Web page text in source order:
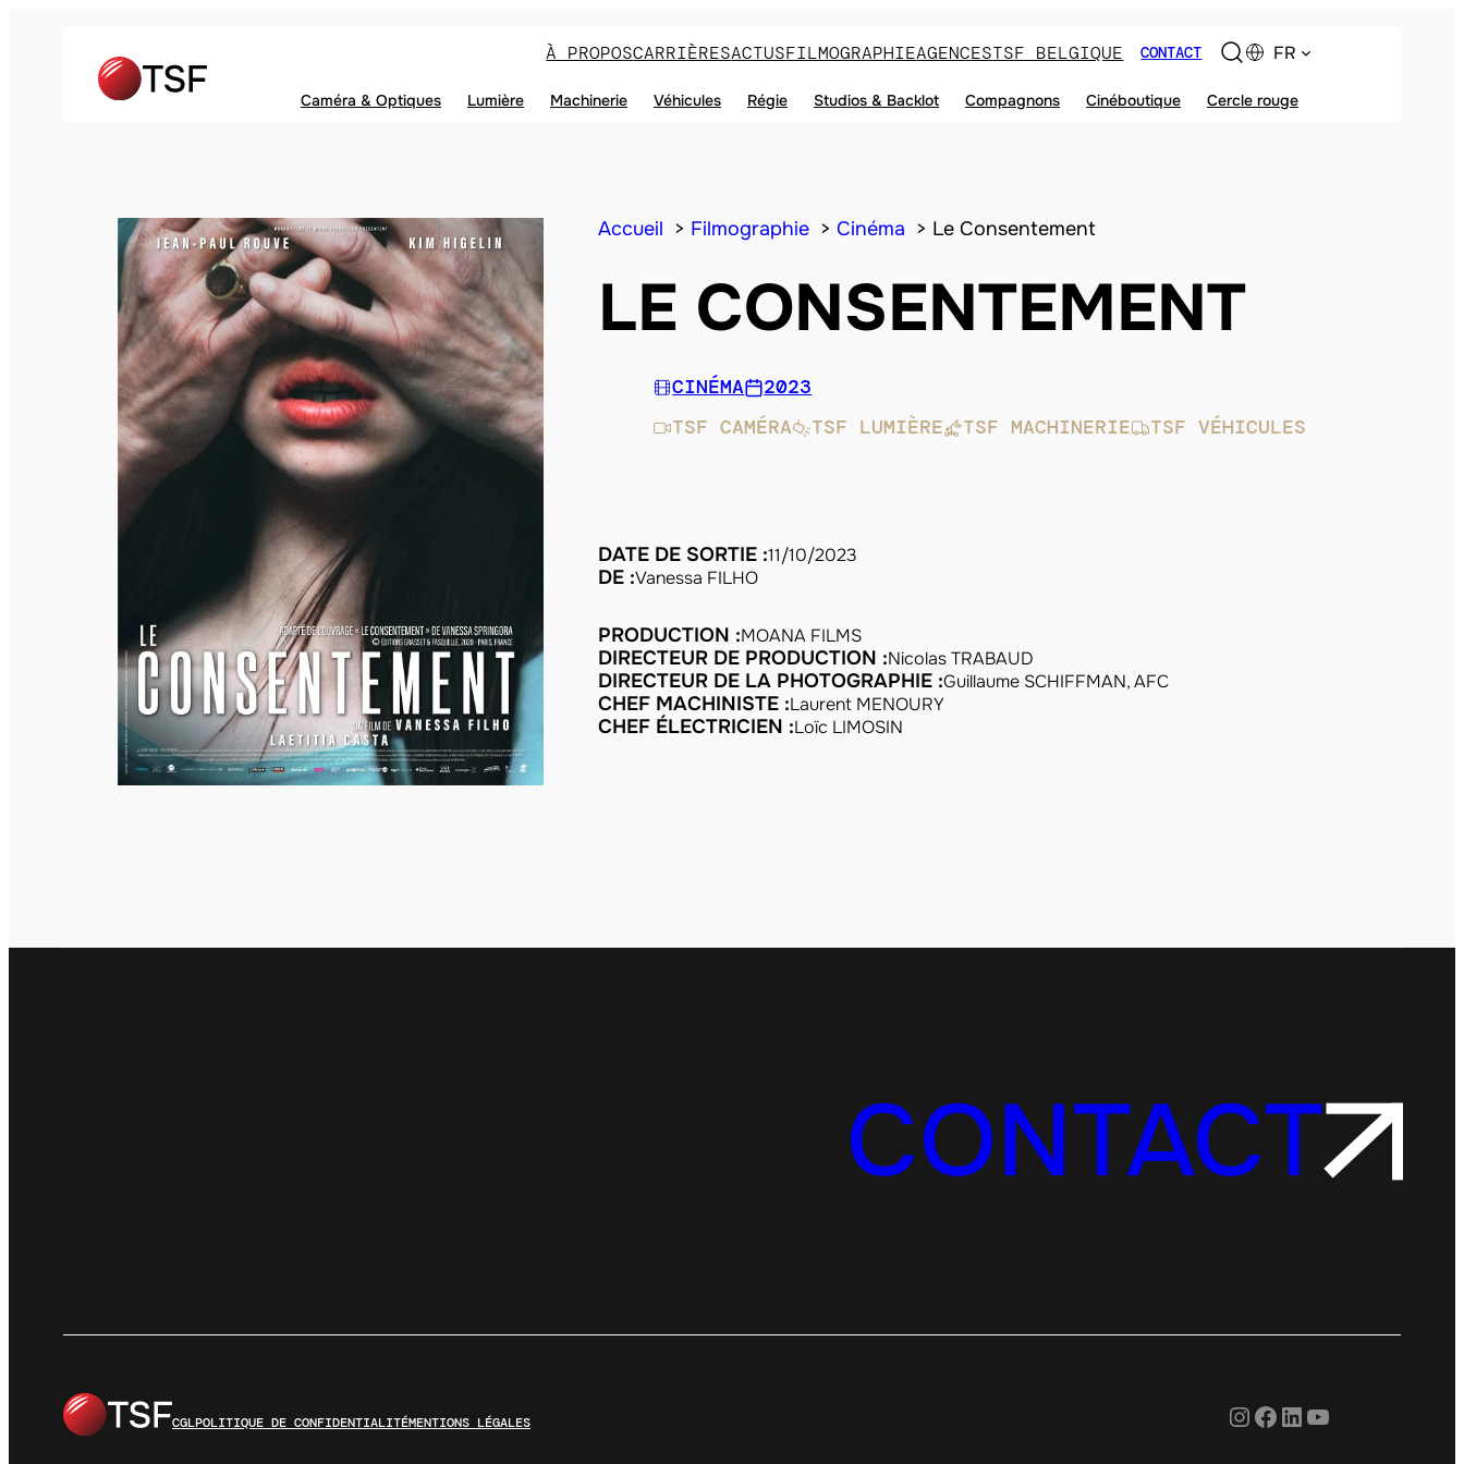
À PROPOSCARRIÈRESACTUSFILMOGRAPHIEAGENCESTSF BELGIQUE CONTACT FR
Caméra & Optiques Lumière Machinerie Véhicules Régie Studios & Backlot Compagnons Cinéboutique Cercle rouge
Accueil Filmographie Cinéma Le Consentement
LE CONSENTEMENT
CINÉMA
2023
TSF CAMÉRA
TSF LUMIÈRE TSF MACHINERIE TSF VÉHICULES
DATE DE SORTIE :11/10/2023
DE :Vanessa FILHO
PRODUCTION :MOANA FILMS
DIRECTEUR DE PRODUCTION :Nicolas TRABAUD
DIRECTEUR DE LA PHOTOGRAPHIE :Guillaume SCHIFFMAN, AFC
CHEF MACHINISTE :Laurent MENOURY
CHEF ÉLECTRICIEN :Loïc LIMOSIN
CONTACT
CGLPOLITIQUE DE CONFIDENTIALITÉMENTIONS LÉGALES Instagram
Facebook
LinkedIn
YouTube